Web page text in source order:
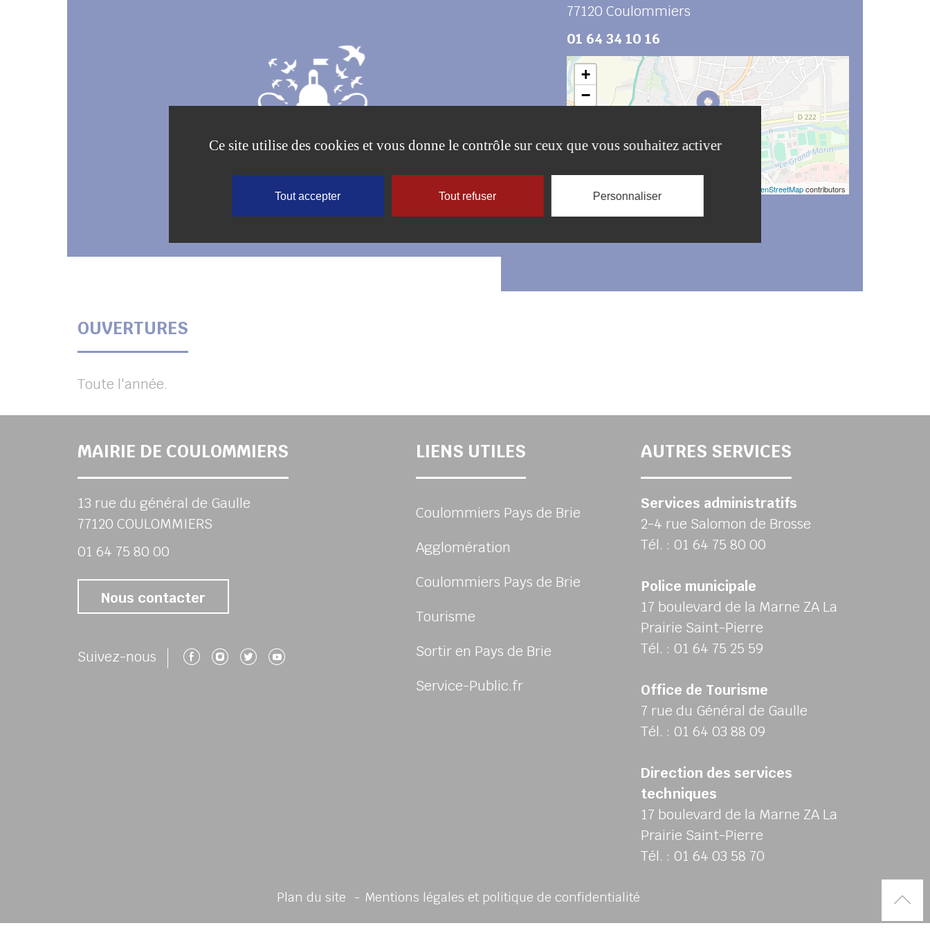
77120 Coulommiers
01 64 34 10 16
+
−
OpenStreetMapcontributors
OUVERTURES
Toute l'année.
MAIRIE DE COULOMMIERS
13 rue du général de Gaulle
77120 COULOMMIERS
01 64 75 80 00
Nous contacter
Suivez-nous Suivez-nous sur Facebook
Suivez-nous sur Instagram
Suivez-nous sur Twitter
Suivez-nous sur Youtube
LIENS UTILES
Coulommiers Pays de Brie
Agglomération
Coulommiers Pays de Brie
Tourisme
Sortir en Pays de Brie
Service-Public.fr
AUTRES SERVICES
Services administratifs
2-4 rue Salomon de Brosse
Tél. : 01 64 75 80 00
Police municipale
17 boulevard de la Marne ZA La
Prairie Saint-Pierre
Tél. : 01 64 75 25 59
Office de Tourisme
7 rue du Général de Gaulle
Tél. : 01 64 03 88 09
Direction des services
techniques
17 boulevard de la Marne ZA La
Prairie Saint-Pierre
Tél. : 01 64 03 58 70
Plan du site Mentions légales et politique de confidentialité
Ce site utilise des cookies et vous donne le contrôle sur ceux que vous souhaitez activer
Tout accepter Tout refuser Personnaliser